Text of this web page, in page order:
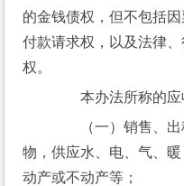
的金钱债权，但不包括
付款请求权，以及法律
权。
本办法所称的应
（一）销售、出
物，供应水、电、气、
动产或不动产等；